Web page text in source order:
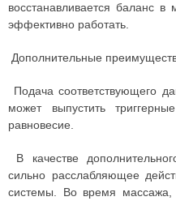
восстанавливается баланс
эффективно работать.
Дополнительные
Подача соответствующего
может выпустить
равновесие.
В качестве
сильно расслабляющее
системы. Во время массажа,